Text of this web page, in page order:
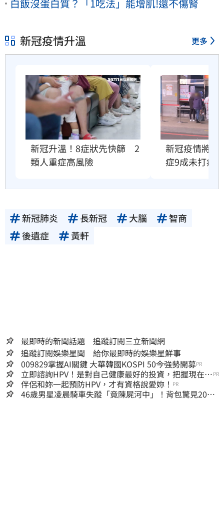
白飯沒蛋白質？「1吃法」能增肌!還不傷腎
新冠疫情升溫 更多
新冠升溫！8症狀先快篩　2
類人重症高風險
新冠疫情將衝
症9成未打疫苗
新冠肺炎 長新冠 大腦
智商
後遺症
黃軒
最即時的新聞話題 追蹤訂閱三立新聞網
追蹤訂閱娛樂星聞 給你最即時的娛樂星鮮事
009829掌握AI關鍵 大華韓國KOSPI 50今強勢開募PR
立即諮詢HPV！是對自己健康最好的投資，把握現在不
嫌晚！
PR
伴侶和妳一起預防HPV，才有資格說愛妳！ PR
46歲男星凌晨騎車失蹤「竟陳屍河中」！背包驚見20kg